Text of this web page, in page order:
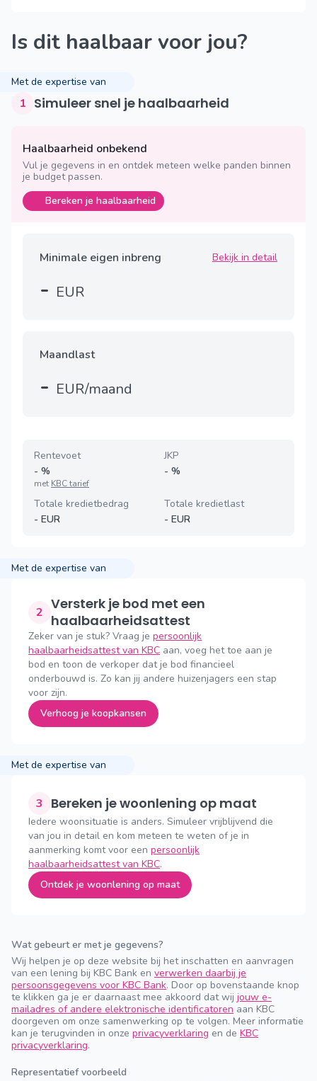
Is dit haalbaar voor jou?
Met de expertise van
1 Simuleer snel je haalbaarheid
Haalbaarheid onbekend
Vul je gegevens in en ontdek meteen welke panden binnen
je budget passen.
Bereken je haalbaarheid
Minimale eigen inbreng Bekijk in detail
- EUR
Maandlast
- EUR/maand
Rentevoet
- %
met KBC tarief
JKP
- %
Totale kredietbedrag
- EUR
Totale kredietlast
- EUR
Met de expertise van
2 Versterk je bod met een
haalbaarheidsattest
Zeker van je stuk? Vraag je persoonlijk
haalbaarheidsattest van KBC aan, voeg het toe aan je
bod en toon de verkoper dat je bod financieel
onderbouwd is. Zo kan jij andere huizenjagers een stap
voor zijn.
Verhoog je koopkansen
Met de expertise van
3 Bereken je woonlening op maat
Iedere woonsituatie is anders. Simuleer vrijblijvend die
van jou in detail en kom meteen te weten of je in
aanmerking komt voor een persoonlijk
haalbaarheidsattest van KBC.
Ontdek je woonlening op maat
Wat gebeurt er met je gegevens?
Wij helpen je op deze website bij het inschatten en aanvragen
van een lening bij KBC Bank en verwerken daarbij je
persoonsgegevens voor KBC Bank. Door op bovenstaande knop
te klikken ga je er daarnaast mee akkoord dat wij jouw e-
mailadres of andere elektronische identificatoren aan KBC
doorgeven om onze samenwerking op te volgen. Meer informatie
kan je terugvinden in onze privacyverklaring en de KBC
privacyverklaring.
Representatief voorbeeld